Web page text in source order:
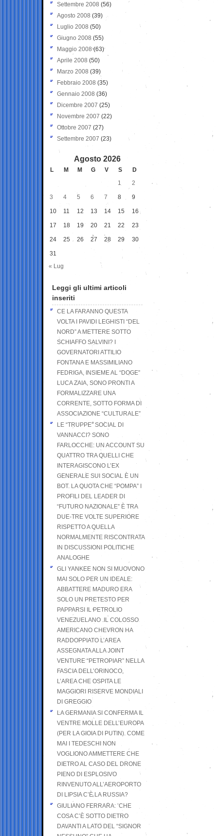
Settembre 2008 (56)
Agosto 2008 (39)
Luglio 2008 (50)
Giugno 2008 (55)
Maggio 2008(63)
Aprile 2008 (50)
Marzo 2008 (39)
Febbraio 2008 (35)
Gennaio 2008 (36)
Dicembre 2007 (25)
Novembre 2007 (22)
Ottobre 2007 (27)
Settembre 2007 (23)
Agosto 2026
L M M G V S
D
1
2
3 4 5 6 7 8 9
10 11 12 13 14 15 16
17 18 19 20 21 22 23
24 25 26 27 28 29 30
31
« Lug
Leggi gli ultimi articoli
inseriti
CE LA FARANNO QUESTA
VOLTA I PAVIDI LEGHISTI “DEL
NORD” A METTERE SOTTO
SCHIAFFO SALVINI? I
GOVERNATORI ATTILIO
FONTANA E MASSIMILIANO
FEDRIGA, INSIEME AL “DOGE”
LUCA ZAIA, SONO PRONTI A
FORMALIZZARE UNA
CORRENTE, SOTTO FORMA DI
ASSOCIAZIONE “CULTURALE”
LE “TRUPPE” SOCIAL DI
VANNACCI? SONO
FARLOCCHE: UN ACCOUNT SU
QUATTRO TRA QUELLI CHE
INTERAGISCONO L’EX
GENERALE SUI SOCIAL È UN
BOT. LA QUOTA CHE “POMPA” I
PROFILI DEL LEADER DI
“FUTURO NAZIONALE” È TRA
DUE-TRE VOLTE SUPERIORE
RISPETTO A QUELLA
NORMALMENTE RISCONTRATA
IN DISCUSSIONI POLITICHE
ANALOGHE
GLI YANKEE NON SI MUOVONO
MAI SOLO PER UN IDEALE:
ABBATTERE MADURO ERA
SOLO UN PRETESTO PER
PAPPARSI IL PETROLIO
VENEZUELANO .IL COLOSSO
AMERICANO CHEVRON HA
RADDOPPIATO L’AREA
ASSEGNATA ALLA JOINT
VENTURE “PETROPIAR” NELLA
FASCIA DELL’ORINOCO,
L’AREA CHE OSPITA LE
MAGGIORI RISERVE MONDIALI
DI GREGGIO
LA GERMANIA SI CONFERMA IL
VENTRE MOLLE DELL’EUROPA
(PER LA GIOIA DI PUTIN). COME
MAI I TEDESCHI NON
VOGLIONO AMMETTERE CHE
DIETRO AL CASO DEL DRONE
PIENO DI ESPLOSIVO
RINVENUTO ALL’AEROPORTO
DI LIPSIA C’È LA RUSSIA?
GIULIANO FERRARA: ’CHE
COSA C’È SOTTO DIETRO
DAVANTI A LATO DEL “SIGNOR